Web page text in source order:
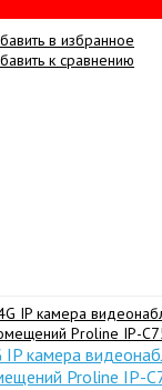
в избранное
к сравнению
IP камера
Proline IP-